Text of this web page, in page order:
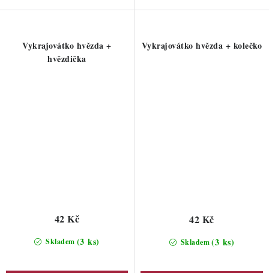
Vykrajovátko hvězda +
hvězdička
Skladem (3 ks)
42 Kč
Vykrajovátko hvězda + kolečko
Skladem(3 ks)
42 Kč